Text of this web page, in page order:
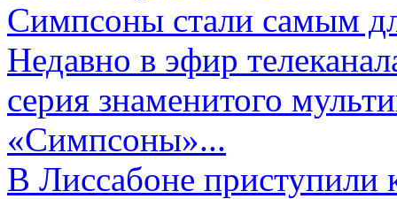
Симпсоны стали самым
Недавно в эфир
серия знаменитого
«Симпсоны»...
В Лиссабоне приступили